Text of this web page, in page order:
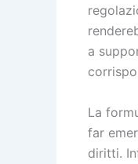
a
La
far
diritti.